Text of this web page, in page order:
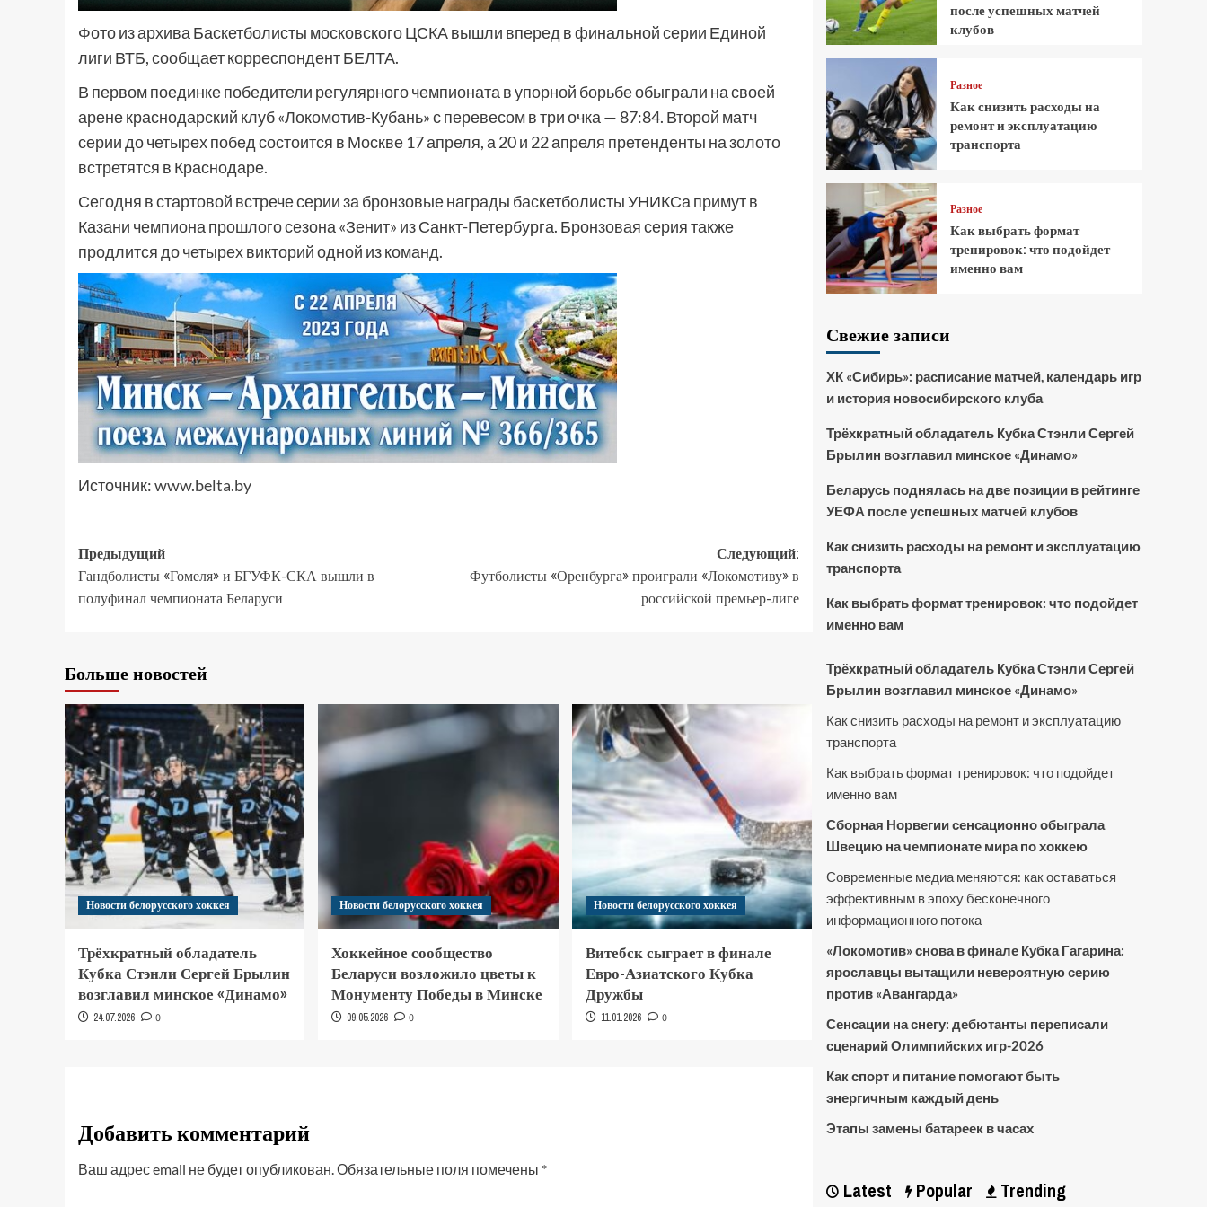
Фото из архива Баскетболисты московского ЦСКА вышли вперед в финальной серии Единой
лиги ВТБ, сообщает корреспондент БЕЛТА.
В первом поединке победители регулярного чемпионата в упорной борьбе обыграли на своей
арене краснодарский клуб «Локомотив-Кубань» с перевесом в три очка — 87:84. Второй матч
серии до четырех побед состоится в Москве 17 апреля, а 20 и 22 апреля претенденты на золото
встретятся в Краснодаре.
Сегодня в стартовой встрече серии за бронзовые награды баскетболисты УНИКСа примут в
Казани чемпиона прошлого сезона «Зенит» из Санкт-Петербурга. Бронзовая серия также
продлится до четырех викторий одной из команд.
Источник:www.belta.by
Предыдущий
Гандболисты «Гомеля» и БГУФК-СКА вышли в
полуфинал чемпионата Беларуси
Следующий:
Футболисты «Оренбурга» проиграли «Локомотиву» в
российской премьер-лиге
Больше новостей
Новости белорусского хоккея
Трёхкратный обладатель
Кубка Стэнли Сергей Брылин
возглавил минское «Динамо»
24.07.2026 0
Новости белорусского хоккея
Хоккейное сообщество
Беларуси возложило цветы к
Монументу Победы в Минске
09.05.2026 0
Новости белорусского хоккея
Витебск сыграет в финале
Евро-Азиатского Кубка
Дружбы
11.01.2026 0
Добавить комментарий
Ваш адрес email не будет опубликован.Обязательные поля помечены *
после успешных матчей
клубов
Разное
Как снизить расходы на
ремонт и эксплуатацию
транспорта
Разное
Как выбрать формат
тренировок: что подойдет
именно вам
Свежие записи
ХК «Сибирь»: расписание матчей, календарь игр
и история новосибирского клуба
Трёхкратный обладатель Кубка Стэнли Сергей
Брылин возглавил минское «Динамо»
Беларусь поднялась на две позиции в рейтинге
УЕФА после успешных матчей клубов
Как снизить расходы на ремонт и эксплуатацию
транспорта
Как выбрать формат тренировок: что подойдет
именно вам
Трёхкратный обладатель Кубка Стэнли Сергей
Брылин возглавил минское «Динамо»
Как снизить расходы на ремонт и эксплуатацию
транспорта
Как выбрать формат тренировок: что подойдет
именно вам
Сборная Норвегии сенсационно обыграла
Швецию на чемпионате мира по хоккею
Современные медиа меняются: как оставаться
эффективным в эпоху бесконечного
информационного потока
«Локомотив» снова в финале Кубка Гагарина:
ярославцы вытащили невероятную серию
против «Авангарда»
Сенсации на снегу: дебютанты переписали
сценарий Олимпийских игр-2026
Как спорт и питание помогают быть
энергичным каждый день
Этапы замены батареек в часах
Latest Popular Trending